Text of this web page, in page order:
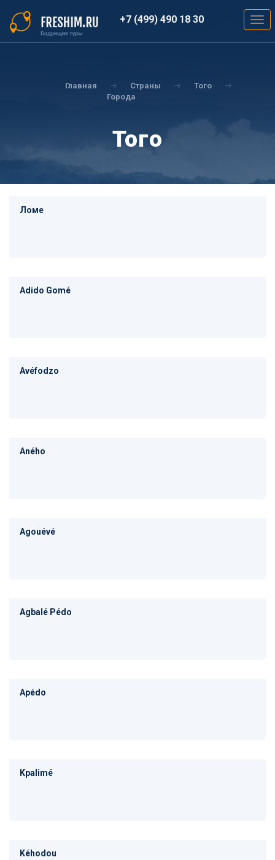
основному
содержанию
+7 (499) 490 18 30
Главная Страны
Того
Города
Того
Ломе
Adido Gomé
Avéfodzo
Aného
Agouévé
Agbalé Pédo
Apédo
Kpalimé
Kéhodou